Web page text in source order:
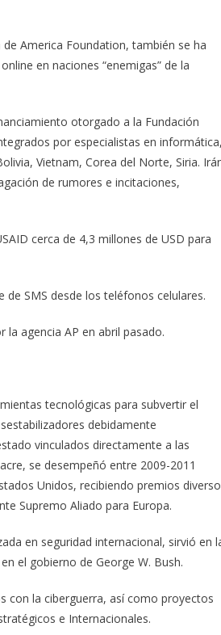
America Foundation, también se ha
en naciones “enemigas” de la
otorgado a la Fundación
por especialistas en
Vietnam, Corea del Norte, Siria.
de rumores e incitaciones,
cerca de 4,3 millones de USD para
SMS desde los teléfonos celulares.
agencia AP en abril pasado.
tecnológicas para subvertir el
debidamente
vinculados directamente a las
se desempeñó entre 2009-2011
Unidos, recibiendo premios
Supremo Aliado para Europa.
en seguridad internacional, sirvió en
el gobierno de George W. Bush.
con la ciberguerra, así como proyectos
e Internacionales.